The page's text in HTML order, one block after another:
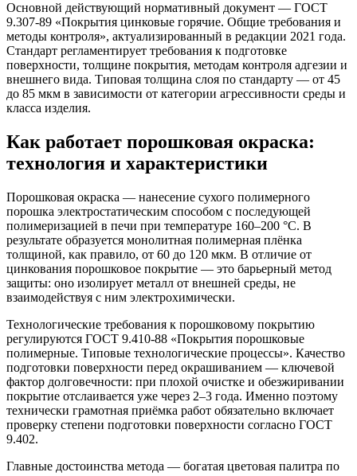
Основной действующий нормативный документ — ГОСТ
9.307-89 «Покрытия цинковые горячие. Общие требования и
методы контроля», актуализированный в редакции 2021 года.
Стандарт регламентирует требования к подготовке
поверхности, толщине покрытия, методам контроля адгезии и
внешнего вида. Типовая толщина слоя по стандарту — от 45
до 85 мкм в зависимости от категории агрессивности среды и
класса изделия.
Как работает порошковая окраска:
технология и характеристики
Порошковая окраска — нанесение сухого полимерного
порошка электростатическим способом с последующей
полимеризацией в печи при температуре 160–200 °C. В
результате образуется монолитная полимерная плёнка
толщиной, как правило, от 60 до 120 мкм. В отличие от
цинкования порошковое покрытие — это барьерный метод
защиты: оно изолирует металл от внешней среды, не
взаимодействуя с ним электрохимически.
Технологические требования к порошковому покрытию
регулируются ГОСТ 9.410-88 «Покрытия порошковые
полимерные. Типовые технологические процессы». Качество
подготовки поверхности перед окрашиванием — ключевой
фактор долговечности: при плохой очистке и обезжиривании
покрытие отслаивается уже через 2–3 года. Именно поэтому
технически грамотная приёмка работ обязательно включает
проверку степени подготовки поверхности согласно ГОСТ
9.402.
Главные достоинства метода — богатая цветовая палитра по